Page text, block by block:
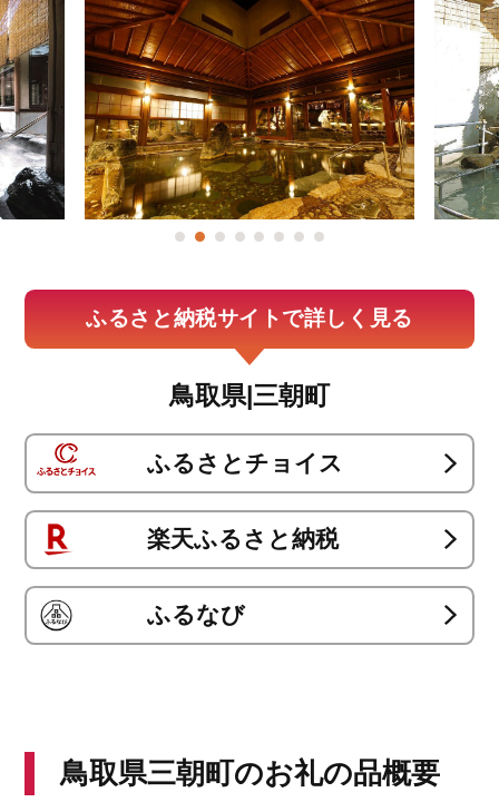
ふるさと納税サイトで詳しく見る
鳥取県|三朝町
ふるさとチョイス
楽天ふるさと納税
ふるなび
鳥取県三朝町のお礼の品概要